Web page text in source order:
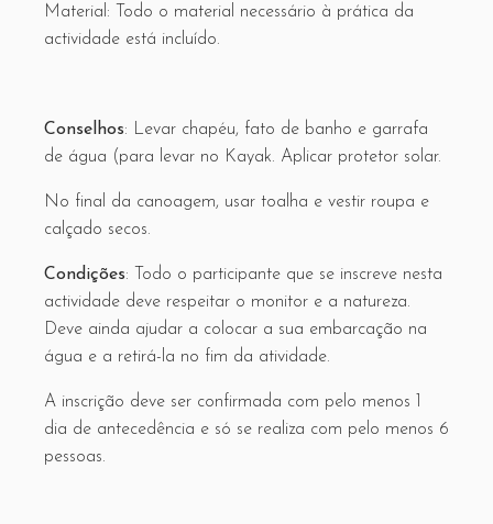
Material: Todo o material necessário à prática da
actividade está incluído.
Conselhos: Levar chapéu, fato de banho e garrafa
de água (para levar no Kayak. Aplicar protetor solar.
No final da canoagem, usar toalha e vestir roupa e
calçado secos.
Condições: Todo o participante que se inscreve nesta
actividade deve respeitar o monitor e a natureza.
Deve ainda ajudar a colocar a sua embarcação na
água e a retirá-la no fim da atividade.
A inscrição deve ser confirmada com pelo menos 1
dia de antecedência e só se realiza com pelo menos 6
pessoas.